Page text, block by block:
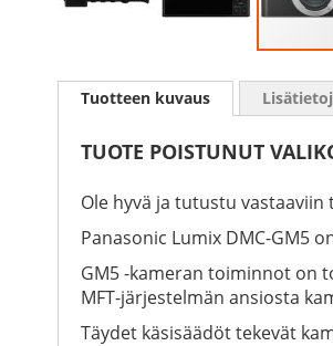
to
gallery
Tuotteen kuvaus
TUOTE POISTUNUT
Ole hyvä ja tutustu
Panasonic Lumix DMC-GM5
GM5 -kameran toiminnot on
MFT-järjestelmän ansiosta
Täydet käsisäädöt tekevät